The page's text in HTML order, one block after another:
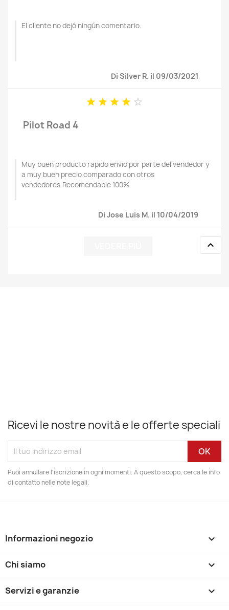
El cliente no dejó ningún comentario.
Di Silver R. il 09/03/2021
    
Pilot Road 4
Muy buen producto rapido envio por parte del vendedor y
a muy buen precio comparado con otros
vendedores.Recomendable 100%
Di Jose Luis M. il 10/04/2019

Ricevi le nostre novità e le offerte speciali
Puoi annullare l'iscrizione in ogni momenti. A questo scopo, cerca le info
di contatto nelle note legali.
Informazioni negozio keyboard_arrow_down
Chi siamo 
Servizi e garanzie 